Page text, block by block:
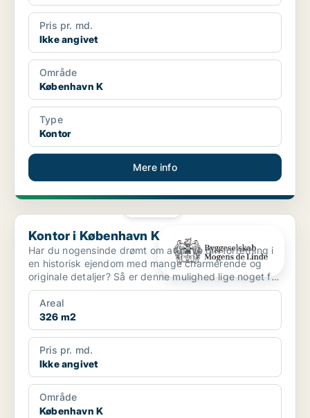
Pris pr. md.
Ikke angivet
Område
København K
Type
Kontor
Mere info
Kontor i København K
Kontor i København K
Har du nogensinde drømt om at drive din forretning i
en historisk ejendom med mange charmerende og
originale detaljer? Så er denne mulighed lige noget for
di...
Areal
326 m2
Pris pr. md.
Ikke angivet
Område
København K